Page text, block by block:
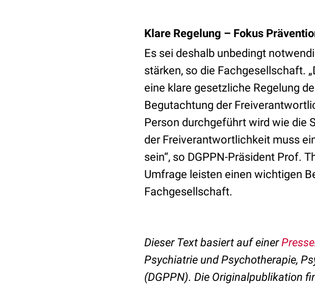
Klare Regelung – Fokus
Es sei deshalb unbedingt
stärken, so die Fachgesellschaft.
eine klare gesetzliche Regelung
Begutachtung der
Person durchgeführt wird wie die
der Freiverantwortlichkeit muss
sein“, so DGPPN-Präsident Prof.
Umfrage leisten einen wichtigen
Fachgesellschaft.
Dieser Text basiert auf einer
Psychiatrie und Psychotherapie,
(DGPPN). Die Originalpublikation